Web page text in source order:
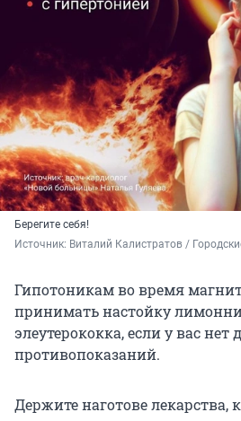
Берегите себя!
Источник: Виталий Калистратов /
Гипотоникам во время
принимать настойку
элеутерококка, если у вас нет
противопоказаний.
Держите наготове лекарства,